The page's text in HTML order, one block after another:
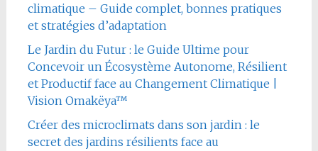
climatique – Guide complet, bonnes pratiques
et stratégies d’adaptation
Le Jardin du Futur : le Guide Ultime pour
Concevoir un Écosystème Autonome, Résilient
et Productif face au Changement Climatique |
Vision Omakëya™
Créer des microclimats dans son jardin : le
secret des jardins résilients face au